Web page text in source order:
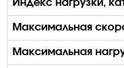
Индекс нагрузки,
Максимальная
Максимальная